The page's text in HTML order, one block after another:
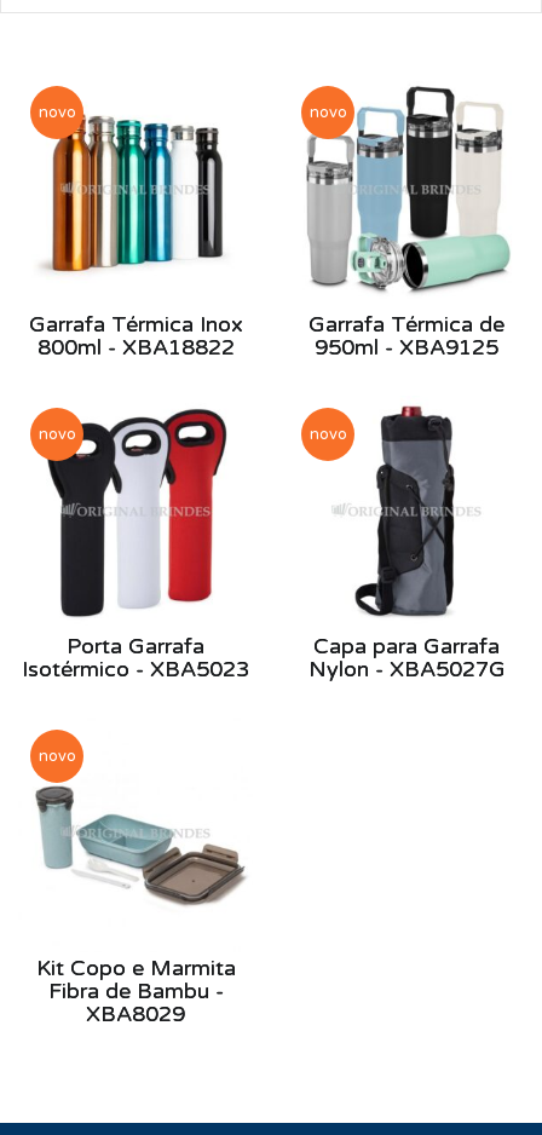
novo
Garrafa Térmica Inox
800ml - XBA18822
novo
Garrafa Térmica de
950ml - XBA9125
novo
Porta Garrafa
Isotérmico - XBA5023
novo
Capa para Garrafa
Nylon - XBA5027G
novo
Kit Copo e Marmita
Fibra de Bambu -
XBA8029